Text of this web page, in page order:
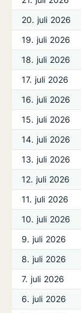
20. juli 2026
19. juli 2026
18. juli 2026
17. juli 2026
16. juli 2026
15. juli 2026
14. juli 2026
13. juli 2026
12. juli 2026
11. juli 2026
10. juli 2026
9. juli 2026
8. juli 2026
7. juli 2026
6. juli 2026